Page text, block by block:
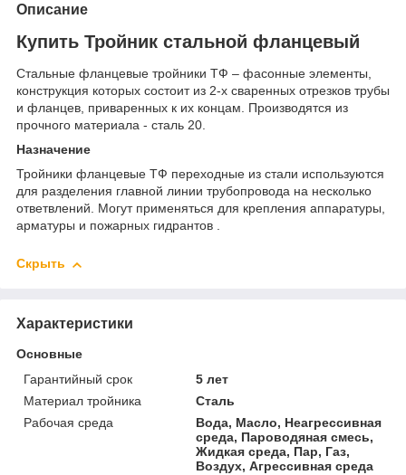
Описание
Купить Тройник стальной фланцевый
Стальные фланцевые тройники ТФ – фасонные элементы,
конструкция которых состоит из 2-х сваренных отрезков трубы
и фланцев, приваренных к их концам. Производятся из
прочного материала - сталь 20.
Назначение
Тройники фланцевые ТФ переходные из стали используются
для разделения главной линии трубопровода на несколько
ответвлений. Могут применяться для крепления аппаратуры,
арматуры и пожарных гидрантов .
Скрыть
Характеристики
Основные
Гарантийный срок
5 лет
Материал тройника
Сталь
Рабочая среда
Вода, Масло, Неагрессивная
среда, Пароводяная смесь,
Жидкая среда, Пар, Газ,
Воздух, Агрессивная среда